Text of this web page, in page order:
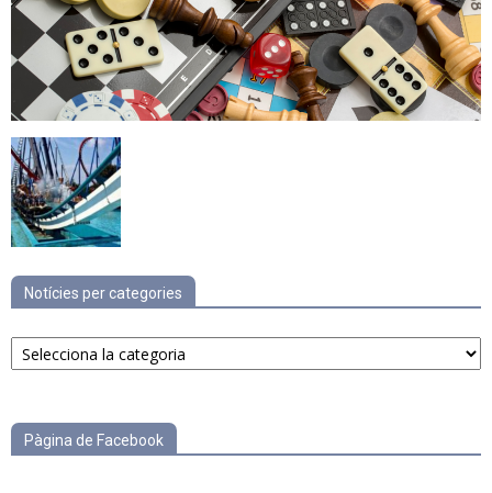
Notícies per categories
Notícies
per
Pàgina de Facebook